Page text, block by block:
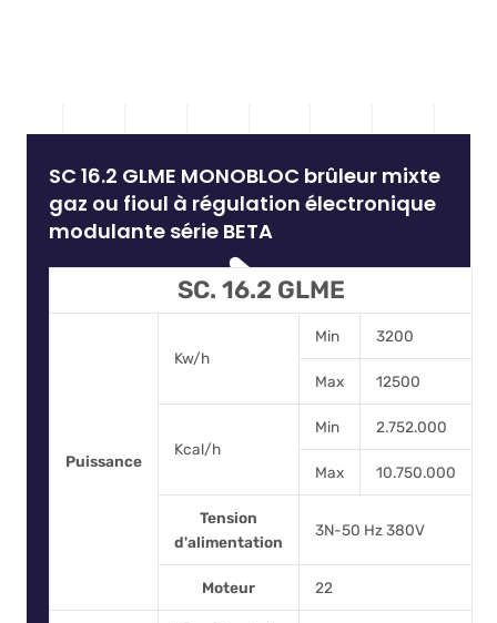
SC 16.2 GLME MONOBLOC brûleur mixte
gaz ou fioul à régulation électronique
modulante série BETA
SC. 16.2 GLME
Puissance
Kw/h
Min 3200
Max 12500
Kcal/h
Min 2.752.000
Max 10.750.000
Tension
d'alimentation
3N-50 Hz 380V
Moteur 22